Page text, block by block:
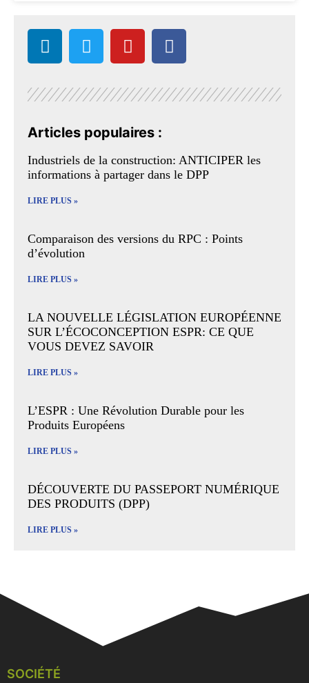
Articles populaires :
Industriels de la construction: ANTICIPER les
informations à partager dans le DPP
LIRE PLUS »
Comparaison des versions du RPC : Points
d’évolution
LIRE PLUS »
LA NOUVELLE LÉGISLATION EUROPÉENNE
SUR L’ÉCOCONCEPTION ESPR: CE QUE
VOUS DEVEZ SAVOIR
LIRE PLUS »
L’ESPR : Une Révolution Durable pour les
Produits Européens
LIRE PLUS »
DÉCOUVERTE DU PASSEPORT NUMÉRIQUE
DES PRODUITS (DPP)
LIRE PLUS »
SOCIÉTÉ